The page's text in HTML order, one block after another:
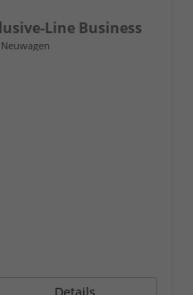
Line Business
Neuwagen